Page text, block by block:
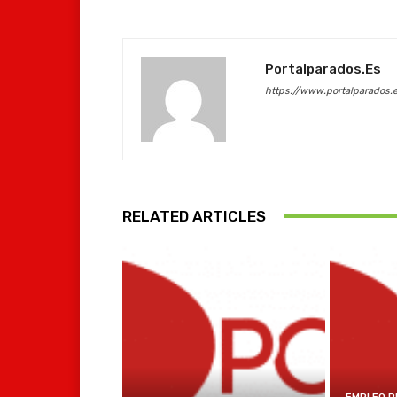
Portalparados.es
https://
RELATED ARTICLES